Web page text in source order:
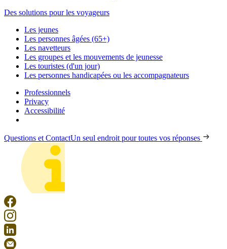
Des solutions pour les voyageurs
Les jeunes
Les personnes âgées (65+)
Les navetteurs
Les groupes et les mouvements de jeunesse
Les touristes (d'un jour)
Les personnes handicapées ou les accompagnateurs
Professionnels
Privacy
Accessibilité
Questions et ContactUn seul endroit pour toutes vos réponses